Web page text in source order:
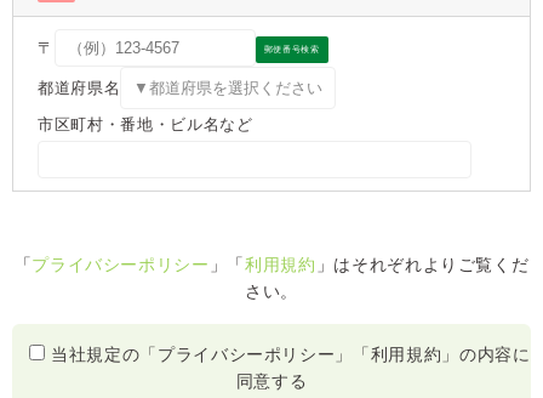
〒 郵便番号検索
都道府県名
市区町村・番地・ビル名など
「 プライバシーポリシー 」「利用規約 」はそれぞれよりご覧くだ
さい。
当社規定の「プライバシーポリシー」「利用規約」の内容に
同意する